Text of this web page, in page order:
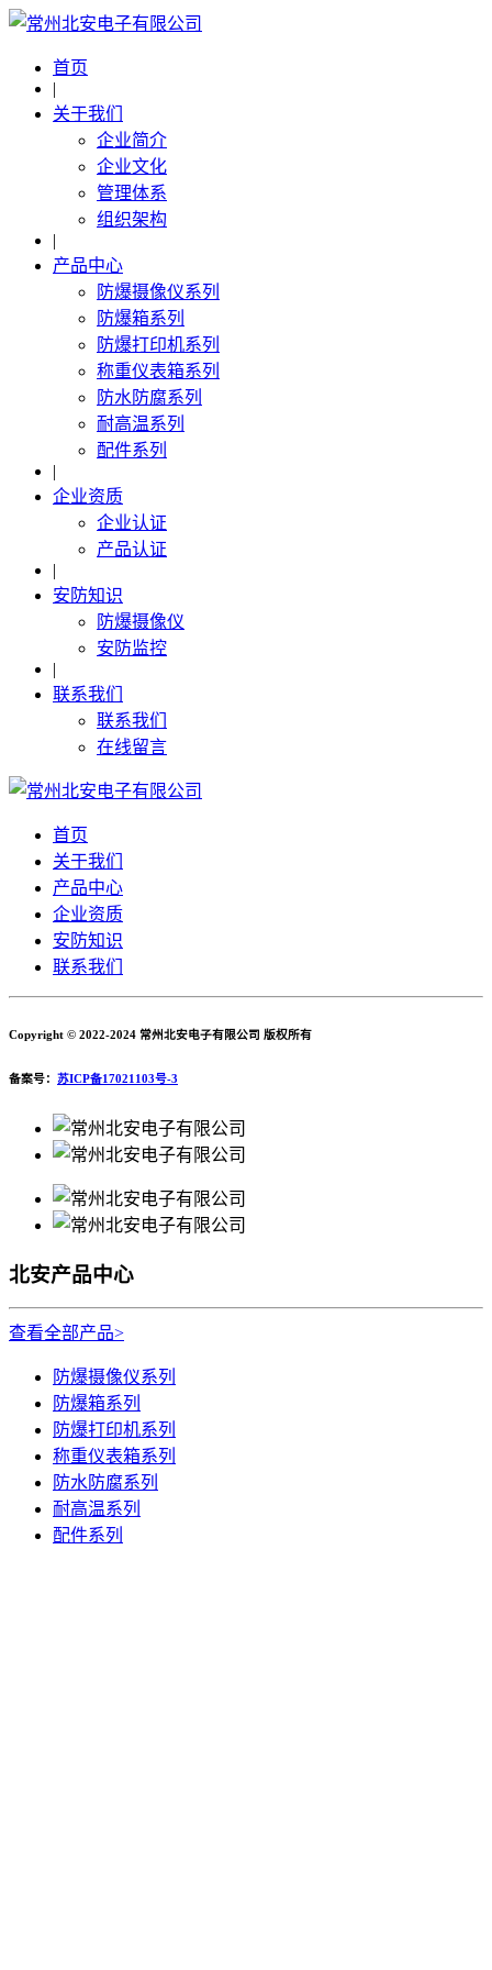
首页
|
关于我们
企业简介
企业文化
管理体系
组织架构
|
产品中心
防爆摄像仪系列
防爆箱系列
防爆打印机系列
称重仪表箱系列
防水防腐系列
耐高温系列
配件系列
|
企业资质
企业认证
产品认证
|
安防知识
防爆摄像仪
安防监控
|
联系我们
联系我们
在线留言
首页
关于我们
产品中心
企业资质
安防知识
联系我们
Copyright © 2022-2024 常州北安电子有限公司 版权所有
备案号： 苏ICP备17021103号-3
北安产品中心
查看全部产品>
防爆摄像仪系列
防爆箱系列
防爆打印机系列
称重仪表箱系列
防水防腐系列
耐高温系列
配件系列